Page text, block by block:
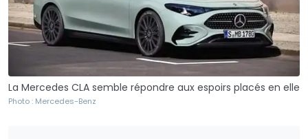
La Mercedes CLA semble répondre aux espoirs placés en elle
Photo : Mercedes-Benz